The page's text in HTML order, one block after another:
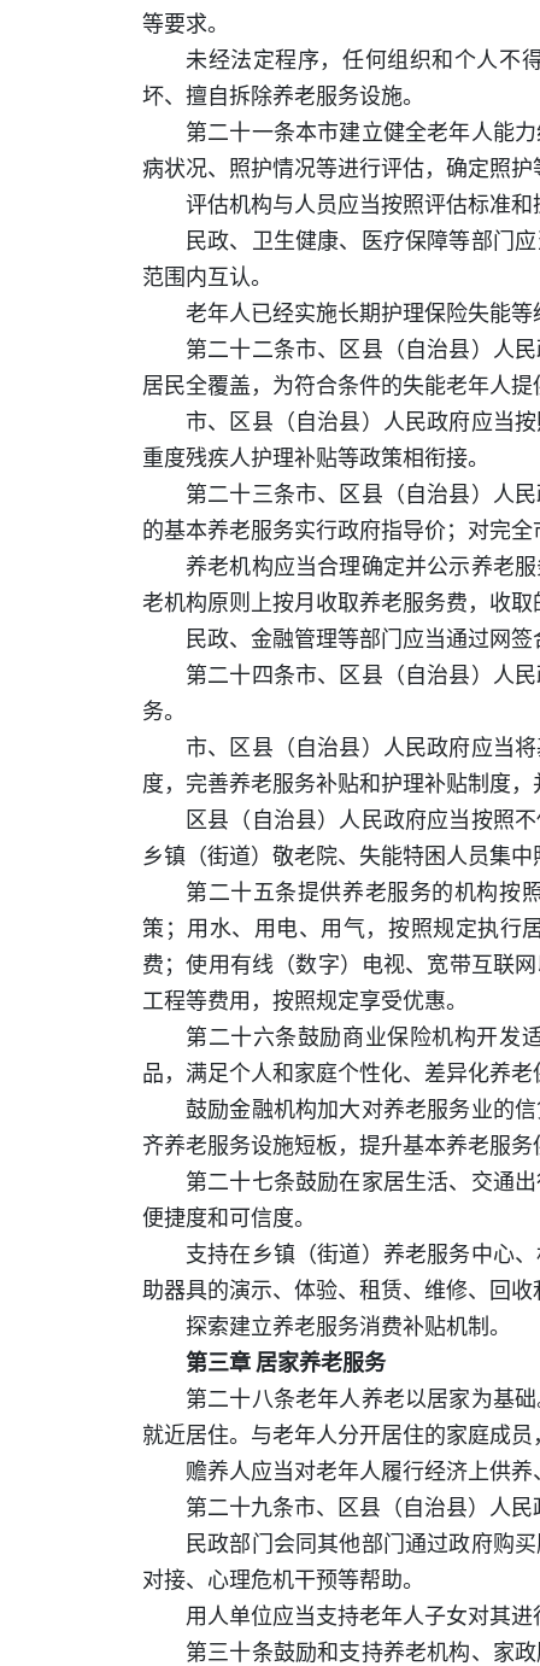
等要求。
未经法定程序，任何组织和个人不
坏、擅自拆除养老服务设施。
第二十一条本市建立健全老年人能
病状况、照护情况等进行评估，确定照
评估机构与人员应当按照评估标准
民政、卫生健康、医疗保障等部门
范围内互认。
老年人已经实施长期护理保险失能
第二十二条市、区县（自治县）人
居民全覆盖，为符合条件的失能老年人
市、区县（自治县）人民政府应当
重度残疾人护理补贴等政策相衔接。
第二十三条市、区县（自治县）人
的基本养老服务实行政府指导价；对完
养老机构应当合理确定并公示养老
老机构原则上按月收取养老服务费，收
民政、金融管理等部门应当通过网
第二十四条市、区县（自治县）人
务。
市、区县（自治县）人民政府应当
度，完善养老服务补贴和护理补贴制度
区县（自治县）人民政府应当按照
乡镇（街道）敬老院、失能特困人员集
第二十五条提供养老服务的机构按
策；用水、用电、用气，按照规定执行
费；使用有线（数字）电视、宽带互联
工程等费用，按照规定享受优惠。
第二十六条鼓励商业保险机构开发
品，满足个人和家庭个性化、差异化养老
鼓励金融机构加大对养老服务业的
齐养老服务设施短板，提升基本养老服务
第二十七条鼓励在家居生活、交通
便捷度和可信度。
支持在乡镇（街道）养老服务中心
助器具的演示、体验、租赁、维修、回收
探索建立养老服务消费补贴机制。
第三章 居家养老服务
第二十八条老年人养老以居家为基
就近居住。与老年人分开居住的家庭成
赡养人应当对老年人履行经济上供
第二十九条市、区县（自治县）人
民政部门会同其他部门通过政府购
对接、心理危机干预等帮助。
用人单位应当支持老年人子女对其
第三十条鼓励和支持养老机构、家